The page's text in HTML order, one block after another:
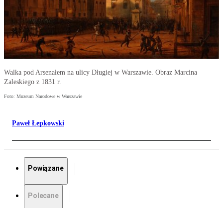
Walka pod Arsenałem na ulicy Długiej w Warszawie. Obraz Marcina
Zaleskiego z 1831 r.
Foto: Muzeum Narodowe w Warszawie
Paweł Łepkowski
Powiązane
Polecane